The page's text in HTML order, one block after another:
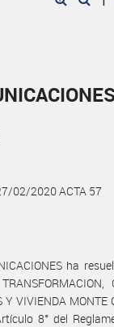
02/2020 ACTA 57
ha
Y VIVIENDA
8° del